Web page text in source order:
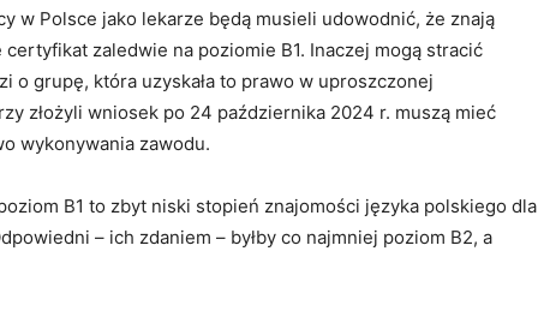
w Polsce jako lekarze będą musieli udowodnić, że znają
zaledwie na poziomie B1. Inaczej mogą stracić
o grupę, która uzyskała to prawo w uproszczonej
złożyli wniosek po 24 października 2024 r. muszą mieć
wykonywania zawodu.
B1 to zbyt niski stopień znajomości języka polskiego dla
– ich zdaniem – byłby co najmniej poziom B2, a